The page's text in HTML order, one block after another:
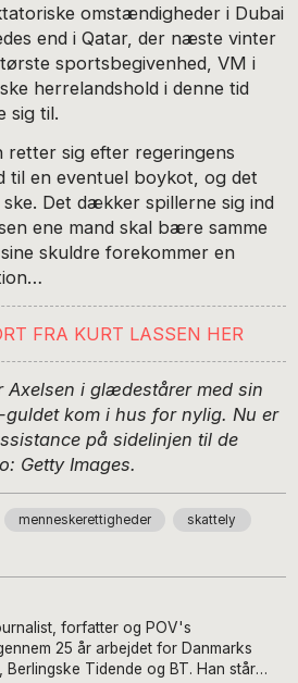
omstændigheder i Dubai
end i Qatar, der næste vinter
sportsbegivenhed, VM i
herrelandshold i denne tid
sig til.
retter sig efter regeringens
til en eventuel boykot, og det
Det dækker spillerne sig ind
ene mand skal bære samme
skuldre forekommer en
FRA KURT LASSEN HER
Axelsen i glædestårer med sin
guldet kom i hus for nylig. Nu er
på sidelinjen til de
Getty Images.
menneskerettigheder skattely
forfatter og POV's
25 år arbejdet for Danmarks
Berlingske Tidende og BT. Han står